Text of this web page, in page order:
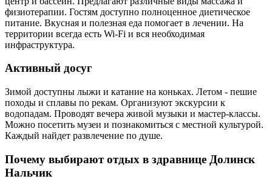
физиотерапии. Гостям доступно полноценное диетическое
питание. Вкусная и полезная еда помогает в лечении. На
территории всегда есть Wi-Fi и вся необходимая
инфраструктура.
Активный досуг
Зимой доступны лыжи и катание на коньках. Летом - пешие
походы и сплавы по рекам. Организуют экскурсии к
водопадам. Проводят вечера живой музыки и мастер-классы.
Можно посетить музеи и познакомиться с местной культурой.
Каждый найдет развлечение по душе.
Почему выбирают отдых в здравнице Долинск
Нальчик